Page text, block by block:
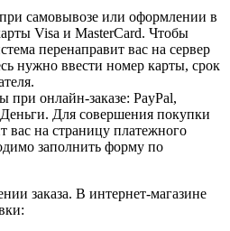
самовывозе или оформлении в
Visa и MasterCard. Чтобы
перенаправит вас на сервер
нужно ввести номер карты, срок
при онлайн-заказе: PayPal,
Для совершения покупки
вас на страницу платежного
заполнить форму по
заказа. В интернет-магазине